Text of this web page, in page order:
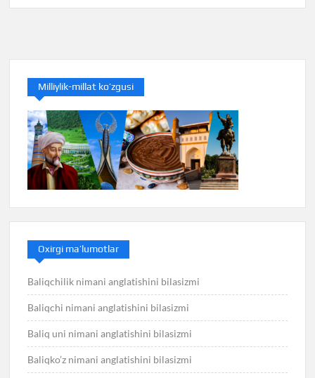
Milliylik-millat ko’zgusi
Oxirgi ma’lumotlar
Baliqchilik nimani anglatishini bilasizmi
Baliqchi nimani anglatishini bilasizmi
Baliq uni nimani anglatishini bilasizmi
Baliqko’z nimani anglatishini bilasizmi